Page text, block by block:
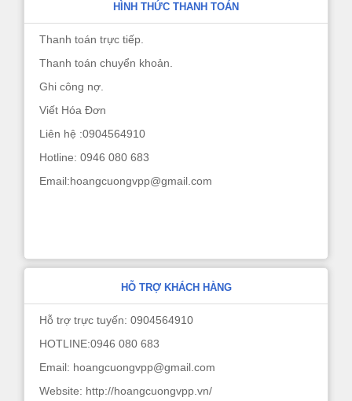
HÌNH THỨC THANH TOÁN
Thanh toán trực tiếp.
Thanh toán chuyển khoản.
Ghi công nợ.
Viết Hóa Đơn
Liên hệ :0904564910
Hotline: 0946 080 683
Email:hoangcuongvpp@gmail.com
HỖ TRỢ KHÁCH HÀNG
Hỗ trợ trực tuyến: 0904564910
HOTLINE:0946 080 683
Email: hoangcuongvpp@gmail.com
Website: http://hoangcuongvpp.vn/